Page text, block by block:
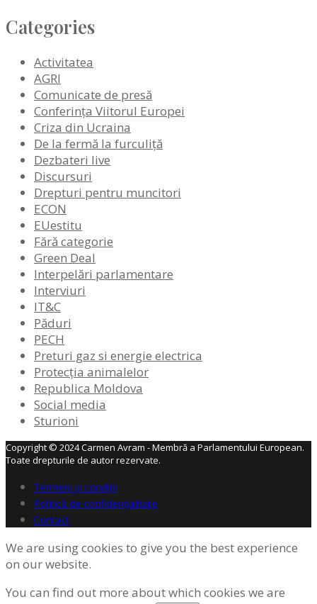
Categories
Activitatea
AGRI
Comunicate de presă
Conferința Viitorul Europei
Criza din Ucraina
De la fermă la furculiță
Dezbateri live
Discursuri
Drepturi pentru muncitori
ECON
EUestitu
Fără categorie
Green Deal
Interpelări parlamentare
Interviuri
IT&C
Păduri
PECH
Preturi gaz si energie electrica
Protecția animalelor
Republica Moldova
Social media
Sturioni
Copyright © 2024 Carmen Avram - Membră a Parlamentului European.
Toate drepturile de autor rezervate.
Termeni și condiții
Politică de confidențialitate
Contact
We are using cookies to give you the best experience
on our website.
You can find out more about which cookies we are